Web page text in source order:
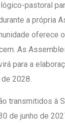
pastoral
a própria
oferece
As
para a
2028.
transmitidos à
de junho de